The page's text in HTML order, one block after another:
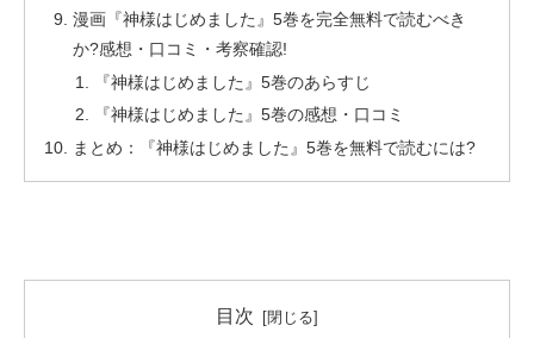
漫画『神様はじめました』5巻を完全無料で読むべき
か?感想・口コミ・考察確認!
『神様はじめました』5巻のあらすじ
『神様はじめました』5巻の感想・口コミ
まとめ：『神様はじめました』5巻を無料で読むには?
目次